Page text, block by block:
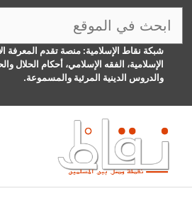
انتقل
المحتوىشبكة نقاط الإسلامية: منصة تقدم المعرفة
الإسلامية، الفقه الإسلامي، أحكام الحلال
والدروس الدينية المرئية والمسموعة.